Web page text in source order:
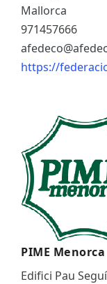
Mallorca
971457666
https://
PIME Menorca
Edifici Pau